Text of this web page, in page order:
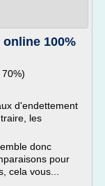
100%
d'endettement
les
donc
pour
cela vous...